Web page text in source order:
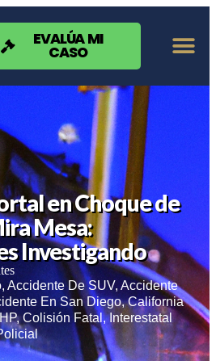
EVALÚA MI
CASO
en Choque de
Mesa:
Investigando
,Accidente De SUV,Accidente
En San Diego,California
,Colisión Fatal,Interestatal